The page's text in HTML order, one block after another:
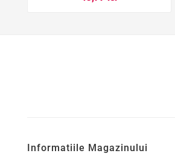
Informatiile Magazinului